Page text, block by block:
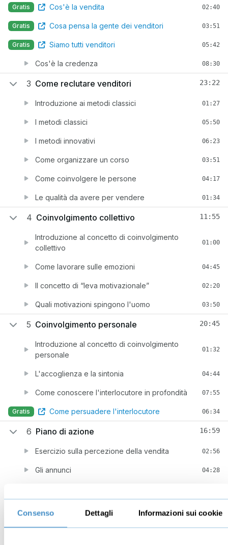
Consenso Dettagli Informazioni sui cookie
Gratis Cos'è la vendita 02:40
Gratis Cosa pensa la gente dei venditori 03:51
Gratis Siamo tutti venditori 05:42
Cos'è la credenza 08:30
3 Come reclutare venditori 23:22
Introduzione ai metodi classici 01:27
I metodi classici 05:50
I metodi innovativi 06:23
Come organizzare un corso 03:51
Come coinvolgere le persone 04:17
Le qualità da avere per vendere 01:34
4 Coinvolgimento collettivo 11:55
Introduzione al concetto di coinvolgimento
collettivo
01:00
Come lavorare sulle emozioni 04:45
Il concetto di “leva motivazionale” 02:20
Quali motivazioni spingono l'uomo 03:50
5 Coinvolgimento personale 20:45
Introduzione al concetto di coinvolgimento
personale
01:32
L'accoglienza e la sintonia 04:44
Come conoscere l'interlocutore in profondità 07:55
Gratis Come persuadere l'interlocutore 06:34
6 Piano di azione 16:59
Esercizio sulla percezione della vendita 02:56
Gli annunci 04:28
Una storia che insegna 03:10